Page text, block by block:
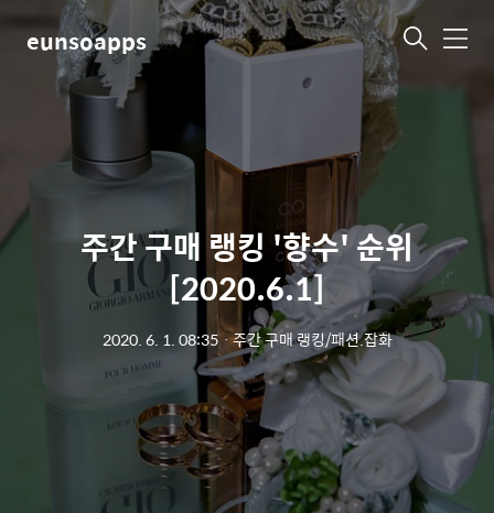
eunsoapps 메
주간 구매 랭킹 '향수' 순위
[2020.6.1]
2020. 6. 1. 08:35ㆍ주간 구매 랭킹/패션.잡화